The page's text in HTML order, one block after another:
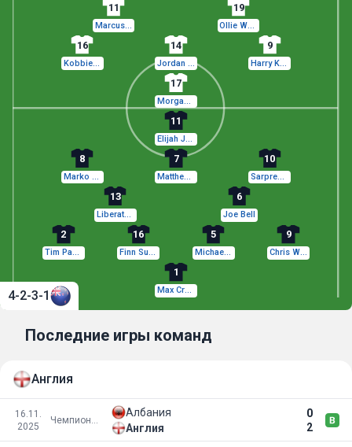
19
Ollie Watkins
11
Marcus Rashford
9
Harry Kane
14
Jordan Henderson
16
Kobbie Mainoo
17
Morgan Rogers
1
Max Crocombe
2
Tim Payne
16
Finn Surman
5
Michael Boxall
9
Chris Wood
13
Liberato Cacace
6
Joe Bell
8
Marko Stamenić
7
Matthew Garbett
10
Sarpreet Singh
11
Elijah Just
4-2-3-1
Последние игры команд
Англия
16.11.
2025
Албания
0
2
Англия